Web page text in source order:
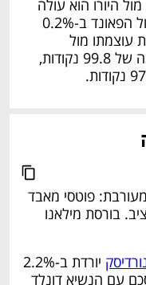
ב-0.1% לרמה של 1.153 דולר, ומול הפאונד ב-0.2%
ל-1.311 דולר. מדד DXY שמודד את עוצמתו מול
המדדים באירופה נסחרים במגמה מעורבת: פוטסי מאבד
יורדת ב-2.2%
לאחר שהתפרסם אמש כי הושג הסכם עם הנשיא דונלד